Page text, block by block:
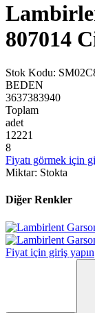
807014
Stok Kodu:
BEDEN
3637383940
Toplam
adet
1 2221
8
Fiyatı görmek için
Miktar: Stokta
Diğer Renkler
Fiyat için giriş yapın